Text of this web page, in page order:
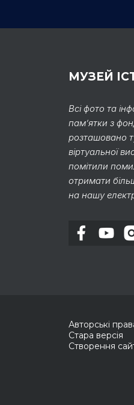
МУЗЕЙ
Всі фото та
пам’ятки з
розташовано
віртуальної
помітили
отримати
на нашу
Авторські
Стара версія
Створення